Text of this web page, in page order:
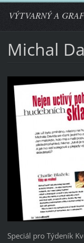
VÝTVARNÝ A
Michal
Speciál pro Týdeník